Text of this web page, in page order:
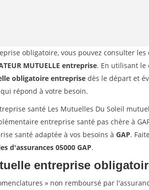
obligatoire, vous pouvez consulter les
MUTUELLE entreprise. En utilisant le
obligatoire entreprise dès le départ et
répond à votre besoin.
santé Les Mutuelles Du Soleil
entreprise santé pas chère à
santé adaptée à vos besoins à GAP.
d'assurances 05000 GAP.
entreprise
» non remboursé par